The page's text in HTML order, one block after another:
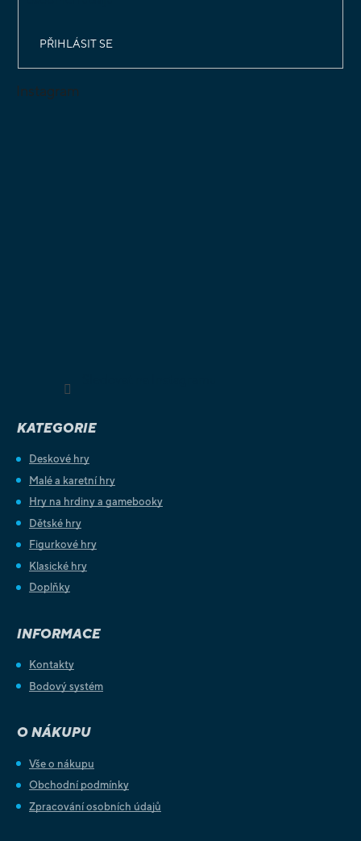
PŘIHLÁSIT SE
Instagram
KATEGORIE
Deskové hry
Malé a karetní hry
Hry na hrdiny a gamebooky
Dětské hry
Figurkové hry
Klasické hry
Doplňky
INFORMACE
Kontakty
Bodový systém
O NÁKUPU
Vše o nákupu
Obchodní podmínky
Zpracování osobních údajů